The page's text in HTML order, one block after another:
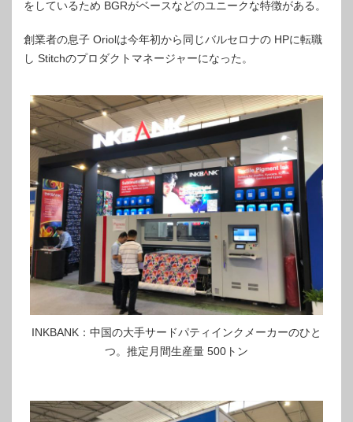
をしているため BGRがベースなどのユニークな特徴がある。
創業者の息子 Oriolは今年初から同じバルセロナの HPに転職
し Stitchのプロダクトマネージャーになった。
INKBANK：中国の大手サードパティインクメーカーのひと
つ。推定月間生産量 500トン